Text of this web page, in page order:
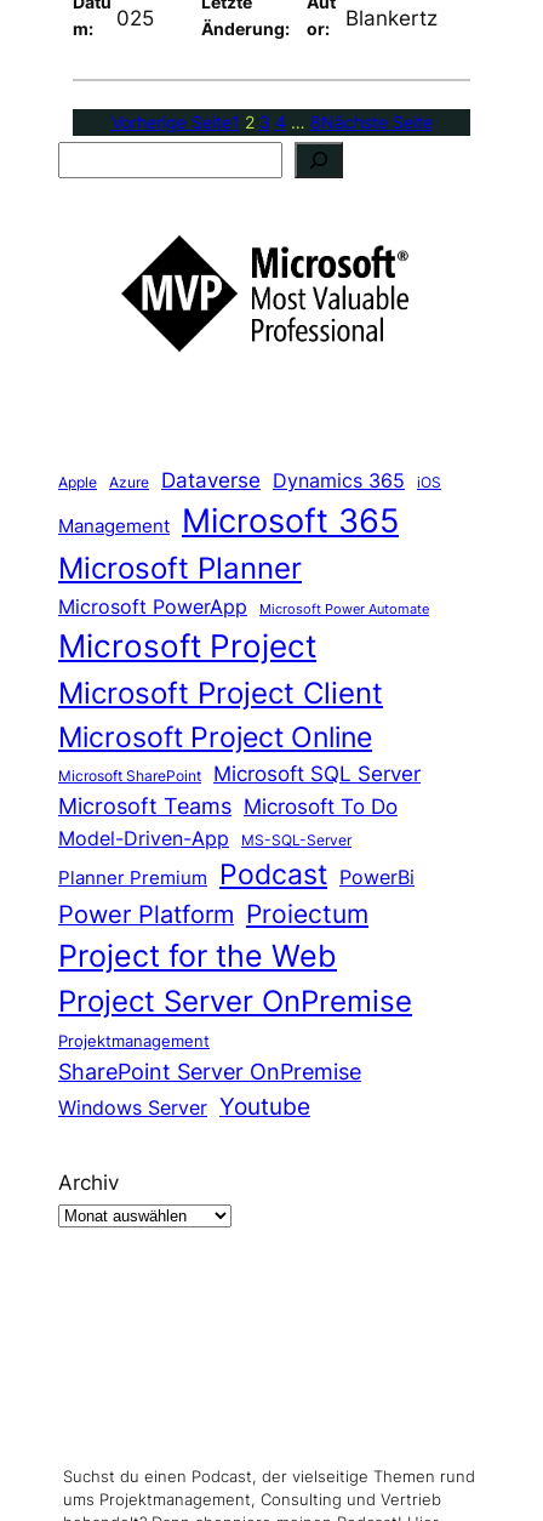
m:
025
Änderung:
or:
Blankertz
Vorherige Seite1 2 3 4 … 8Nächste Seite
Apple Azure Dataverse Dynamics 365 iOS
Management Microsoft 365
Microsoft Planner
Microsoft PowerApp Microsoft Power Automate
Microsoft Project
Microsoft Project Client
Microsoft Project Online
Microsoft SharePoint Microsoft SQL Server
Microsoft Teams Microsoft To Do
Model-Driven-App MS-SQL-Server
Planner Premium Podcast PowerBi
Power Platform Proiectum
Project for the Web
Project Server OnPremise
Projektmanagement
SharePoint Server OnPremise
Windows Server Youtube
Archiv
Suchst du einen Podcast, der vielseitige Themen rund
ums Projektmanagement, Consulting und Vertrieb